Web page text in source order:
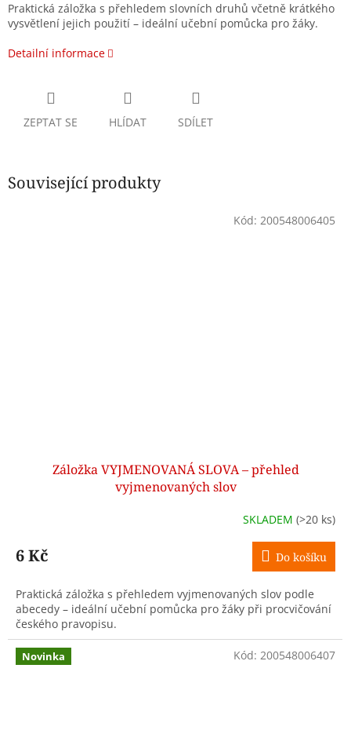
Praktická záložka s přehledem slovních druhů včetně krátkého
vysvětlení jejich použití – ideální učební pomůcka pro žáky.
Detailní informace
ZEPTAT SE HLÍDAT SDÍLET
Související produkty
Záložka VYJMENOVANÁ SLOVA – přehled
vyjmenovaných slov
SKLADEM (>20 ks)
6 Kč Do košíku
Praktická záložka s přehledem vyjmenovaných slov podle
abecedy – ideální učební pomůcka pro žáky při procvičování
českého pravopisu.
Kód: 200548006405
Novinka Kód: 200548006407